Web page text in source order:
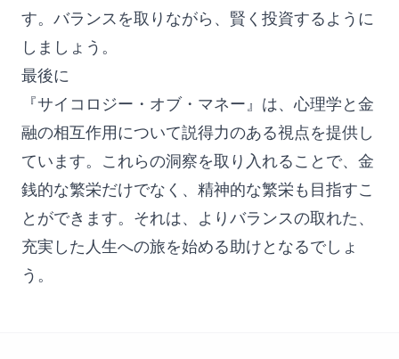
す。バランスを取りながら、賢く投資するように
しましょう。
最後に
『サイコロジー・オブ・マネー』は、心理学と金
融の相互作用について説得力のある視点を提供し
ています。これらの洞察を取り入れることで、金
銭的な繁栄だけでなく、精神的な繁栄も目指すこ
とができます。それは、よりバランスの取れた、
充実した人生への旅を始める助けとなるでしょ
う。